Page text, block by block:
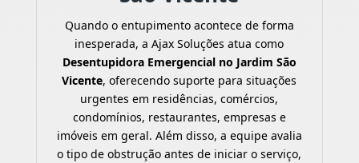
Quando o entupimento acontece de forma
inesperada, a Ajax Soluções atua como
Desentupidora Emergencial no Jardim São
Vicente, oferecendo suporte para situações
urgentes em residências, comércios,
condomínios, restaurantes, empresas e
imóveis em geral. Além disso, a equipe avalia
o tipo de obstrução antes de iniciar o serviço,